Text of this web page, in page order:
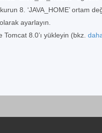
kurun 8. ‘JAVA_HOME’ ortam
ayarlayın.
Tomcat 8.0’ı yükleyin (bkz.